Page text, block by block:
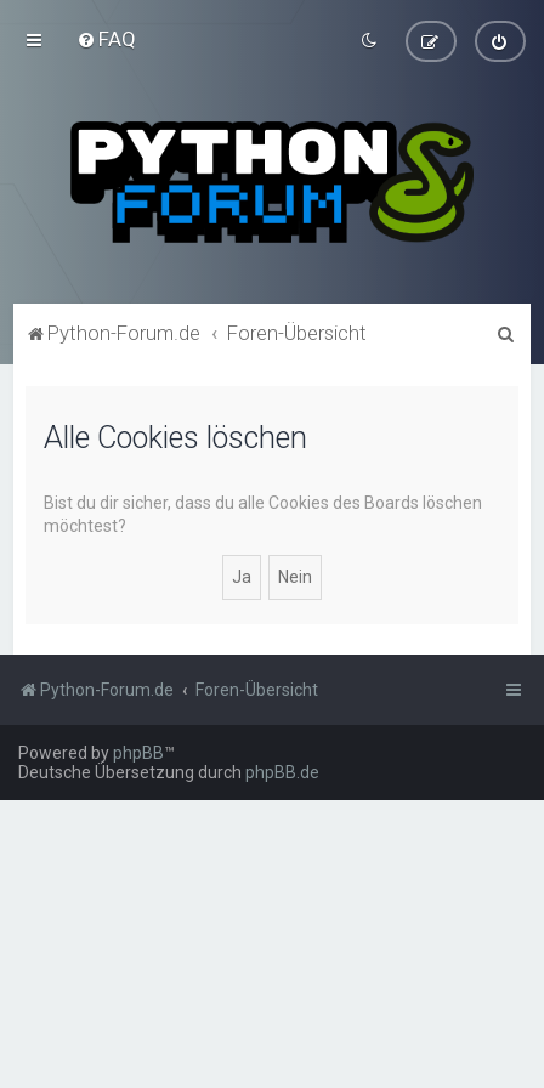
FAQ
Python-Forum.de Foren-Übersicht
Alle Cookies löschen
Bist du dir sicher, dass du alle Cookies des Boards löschen
möchtest?
Python-Forum.de Foren-Übersicht
Powered byphpBB™
Deutsche Übersetzung durch phpBB.de